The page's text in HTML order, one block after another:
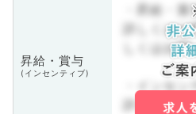
昇給・賞与
(インセンティブ)
・昇給・賞
詳しくはお
しくはお問
・インセ
詳しくはお